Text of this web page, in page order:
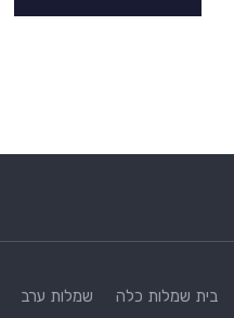
בית שמלות כלה שמלות ערב